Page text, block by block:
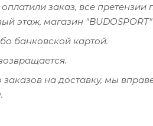
заказ, все
этаж, магазин "BUDOSPORT"
банковской картой.
на доставку, мы